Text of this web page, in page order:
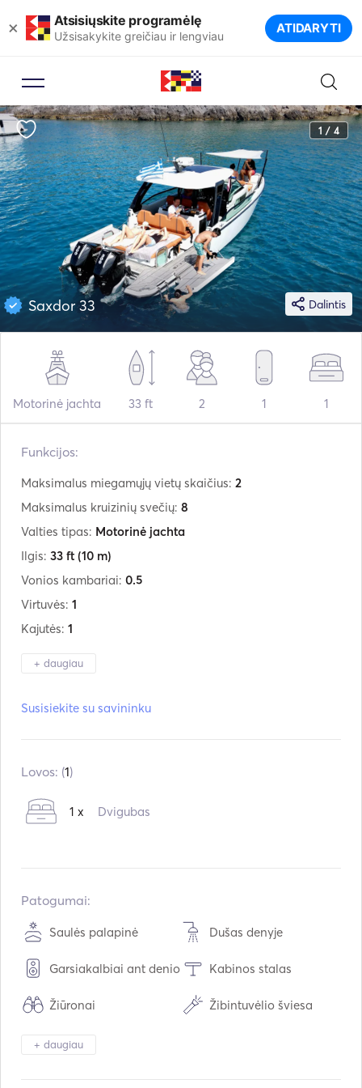
× Atsisiųskite programėlę
Užsisakykite greičiau ir lengviau ATIDARYTI
1 / 4
Dalintis
Saxdor 33
Motorinė jachta 33 ft 2 1 1
Funkcijos:
Maksimalus miegamųjų vietų skaičius: 2
Maksimalus kruizinių svečių: 8
Valties tipas: Motorinė jachta
Ilgis: 33 ft (10 m)
Vonios kambariai: 0.5
Virtuvės: 1
Kajutės: 1
+ daugiau
Varikliai:
Vartojimas:
88 L /val.
Susisiekite su savininku
Lovos: (1)
1 x Dvigubas
Patogumai:
Saulės palapinė Dušas denyje
Garsiakalbiai ant denio Kabinos stalas
Žiūronai Žibintuvėlio šviesa
Elektrinis tualetas
+ daugiau